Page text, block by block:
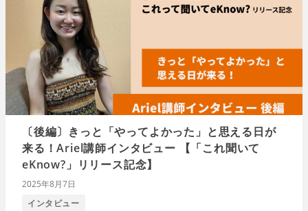
〔後編〕きっと「やってよかった」と思える日が
来る！Ariel講師インタビュー 【「これ聞いて
eKnow?」リリース記念】
2025年8月7日
インタビュー